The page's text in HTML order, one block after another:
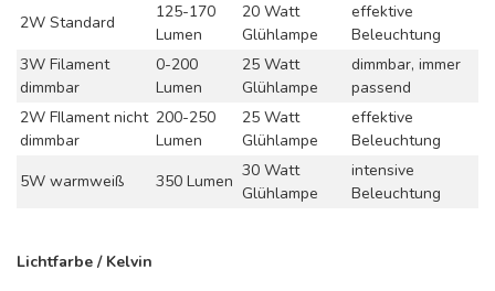
2W Standard
125-170
Lumen
20 Watt
Glühlampe
effektive
Beleuchtung
3W Filament
dimmbar
0-200
Lumen
25 Watt
Glühlampe
dimmbar, immer
passend
2W FIlament nicht
dimmbar
200-250
Lumen
25 Watt
Glühlampe
effektive
Beleuchtung
5W warmweiß
350 Lumen
30 Watt
Glühlampe
intensive
Beleuchtung
Lichtfarbe / Kelvin